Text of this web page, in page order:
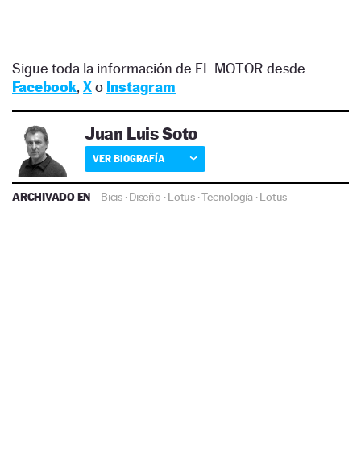
Sigue toda la información de EL MOTOR desde
Facebook, Xo Instagram
Juan Luis Soto
VER BIOGRAFÍA
ARCHIVADO EN Bicis·Diseño ·Lotus·Tecnología ·Lotus